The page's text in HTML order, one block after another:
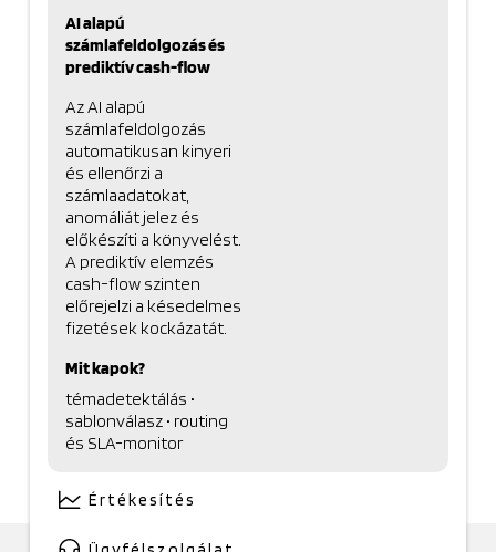
Értékesítés
AI alapú
számlafeldolgozás és
prediktív cash-flow
Az AI alapú
számlafeldolgozás
automatikusan kinyeri
és ellenőrzi a
számlaadatokat,
anomáliát jelez és
előkészíti a könyvelést.
A prediktív elemzés
cash-flow szinten
előrejelzi a késedelmes
fizetések kockázatát.
Mit kapok?
témadetektálás •
sablonválasz • routing
és SLA-monitor